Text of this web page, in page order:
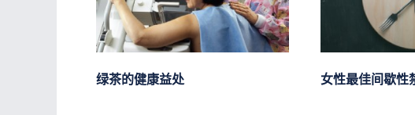
绿茶的健康益处 女性最佳间歇性